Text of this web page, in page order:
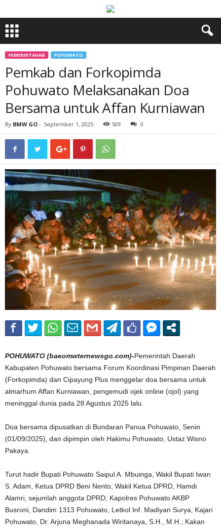
PEMERINTAHAN POHUWATO
Pemkab dan Forkopimda
Pohuwato Melaksanakan Doa
Bersama untuk Affan Kurniawan
By BMW GO - September 1, 2025 509 0
POHUWATO (baeomwternewsgo.com)-Pemerintah Daerah
Kabupaten Pohuwato bersama Forum Koordinasi Pimpinan Daerah
(Forkopimda) dan Cipayung Plus menggelar doa bersama untuk
almarhum Affan Kurniawan, pengemudi ojek online (ojol) yang
meninggal dunia pada 28 Agustus 2025 lalu.
Doa bersama dipusatkan di Bundaran Panua Pohuwato, Senin
(01/09/2025), dan dipimpin oleh Hakimu Pohuwato, Ustaz Wisno
Pakaya.
Turut hadir Bupati Pohuwato Saipul A. Mbuinga, Wakil Bupati Iwan
S. Adam, Ketua DPRD Beni Nento, Wakil Ketua DPRD, Hamdi
Alamri, sejumlah anggota DPRD, Kapolres Pohuwato AKBP
Busroni, Dandim 1313 Pohuwato, Letkol Inf. Madiyan Surya, Kajari
Pohuwato, Dr. Arjuna Meghanada Wiritanaya, S.H., M.H., Kakan